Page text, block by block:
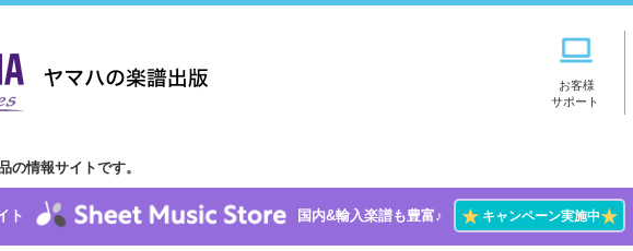
お客様
サポート
の情報サイトです。
ト 国内&輸入楽譜も豊富♪ ★キャンペーン実施中★